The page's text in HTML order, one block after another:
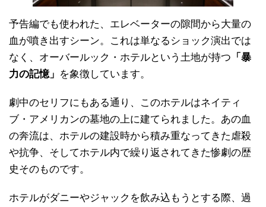
予告編でも使われた、エレベーターの隙間から大量の
血が噴き出すシーン。これは単なるショック演出では
なく、オーバールック・ホテルという土地が持つ 「暴
力の記憶」 を象徴しています。
劇中のセリフにもある通り、このホテルはネイティ
ブ・アメリカンの墓地の上に建てられました。あの血
の奔流は、ホテルの建設時から積み重なってきた虐殺
や抗争、そしてホテル内で繰り返されてきた惨劇の歴
史そのものです。
ホテルがダニーやジャックを飲み込もうとする際、過